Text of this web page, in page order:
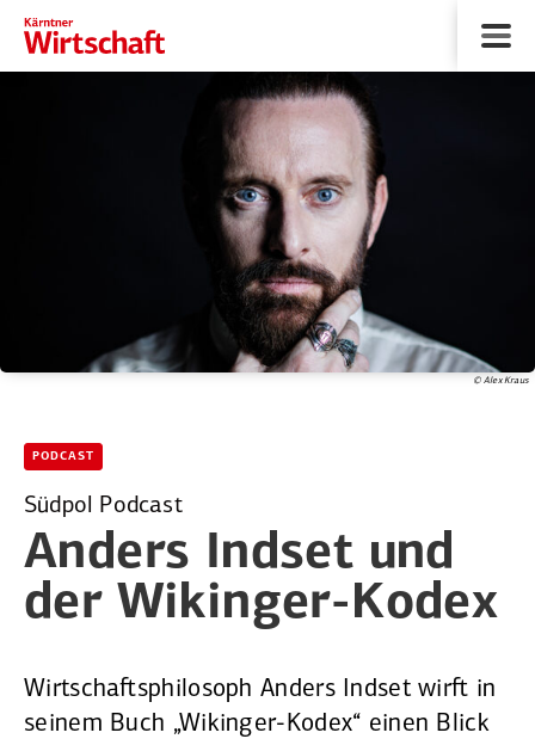
© Alex Kraus
PODCAST
Südpol Podcast
Anders Indset und
der Wikinger-Kodex
Wirtschaftsphilosoph Anders Indset wirft in
seinem Buch „Wikinger-Kodex“ einen Blick